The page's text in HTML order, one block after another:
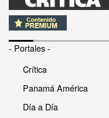
- Portales -
Crítica
Panamá América
Día a Día